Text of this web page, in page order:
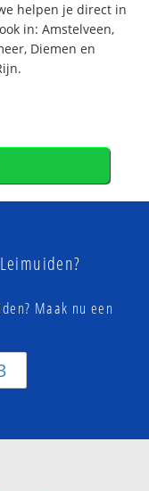
helpen je direct in
in: Amstelveen,
Diemen en
Maak nu een